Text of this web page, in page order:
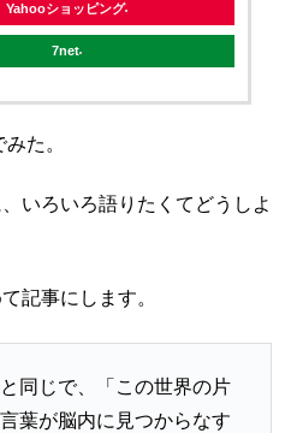
Yahooショッピング
7net
た。
いろいろ語りたくてどうしよ
記事にします。
同じで、「この世界の片
葉が脳内に見つからなす